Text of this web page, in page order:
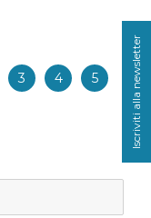
3 4 5 Iscriviti alla newsletter